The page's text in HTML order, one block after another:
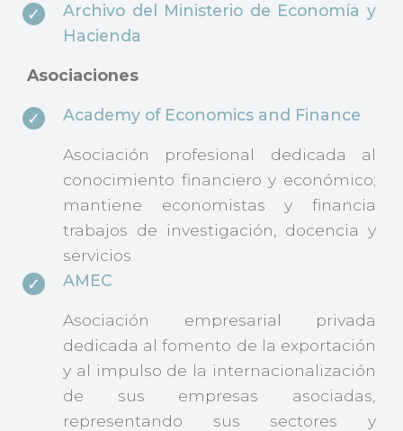
Archivo del Ministerio de Economía y
Hacienda
Asociaciones
Academy of Economics and Finance
Asociación profesional dedicada al
conocimiento financiero y económico;
mantiene economistas y financia
trabajos de investigación, docencia y
servicios
AMEC
Asociación empresarial privada
dedicada al fomento de la exportación
y al impulso de la internacionalización
de sus empresas asociadas,
representando sus sectores y